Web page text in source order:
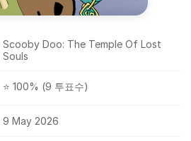
Scooby Doo: The Temple Of Lost
Souls
⭐ 100% (9 투표수)
9 May 2026